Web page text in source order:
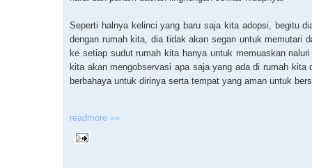
Seperti halnya kelinci yang baru saja kita adopsi, begitu
dengan rumah kita, dia tidak akan segan untuk memutari
ke setiap sudut rumah kita hanya untuk memuaskan
kita akan mengobservasi apa saja yang ada di rumah kita
berbahaya untuk dirinya serta tempat yang aman untuk
readmore »»